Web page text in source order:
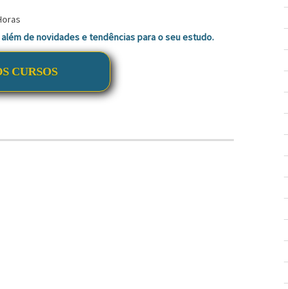
de novidades e tendências para o seu estudo.
CURSOS